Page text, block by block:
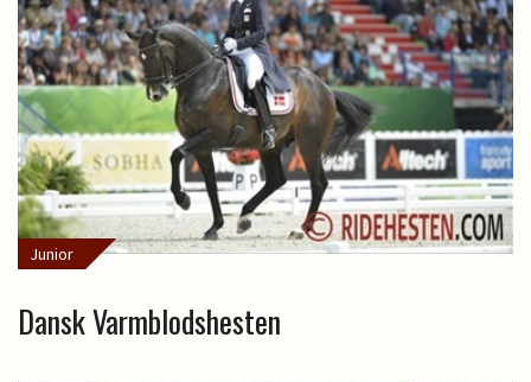
Junior
Dansk Varmblodshesten